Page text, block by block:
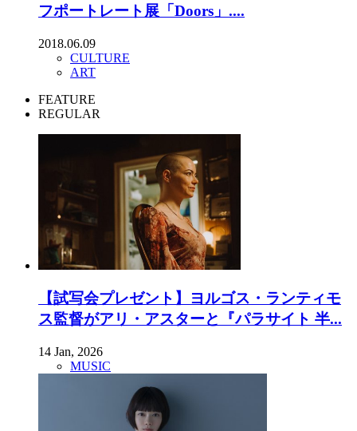
フポートレート展「Doors」....
2018.06.09
CULTURE
ART
FEATURE
REGULAR
【試写会プレゼント】ヨルゴス・ランティモ
ス監督がアリ・アスターと『パラサイト 半...
14 Jan, 2026
MUSIC